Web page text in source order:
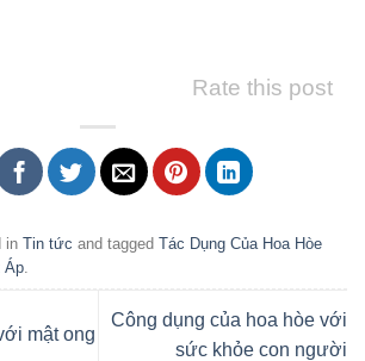
Rate this post
in Tin tức and tagged Tác Dụng Của Hoa Hòe
Áp
mật ong
Công dụng của hoa hòe với
sức khỏe con người